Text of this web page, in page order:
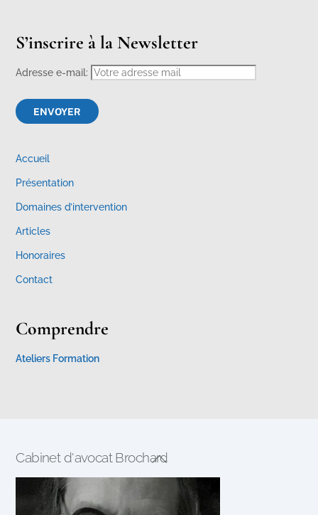
S’inscrire à la Newsletter
Adresse e-mail:
Accueil
Présentation
Domaines d’intervention
Articles
Honoraires
Contact
Comprendre
Ateliers Formation
Back
Cabinet d'avocat Brochard